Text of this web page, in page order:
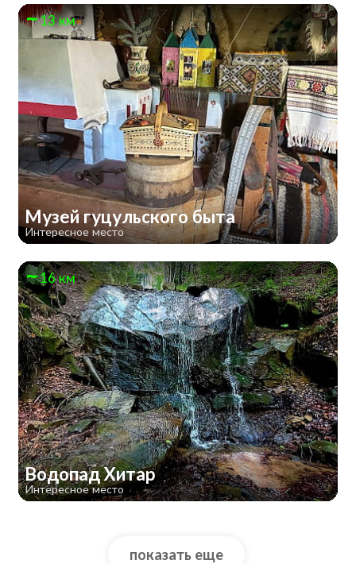
13 км
Музей гуцульского быта
Интересное место
16 км
Водопад Хитар
Интересное место
показать еще